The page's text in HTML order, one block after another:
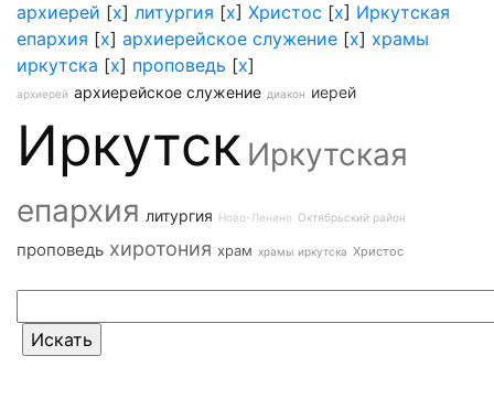
архиерей [x] литургия [x] Христос [x] Иркутская
епархия [x] архиерейское служение [x] храмы
иркутска [x] проповедь [x]
архиерей архиерейское служение диакон иерей
Иркутск Иркутская
епархия литургия Ново-Ленино Октябрьский район
проповедь хиротония храм храмы иркутска Христос